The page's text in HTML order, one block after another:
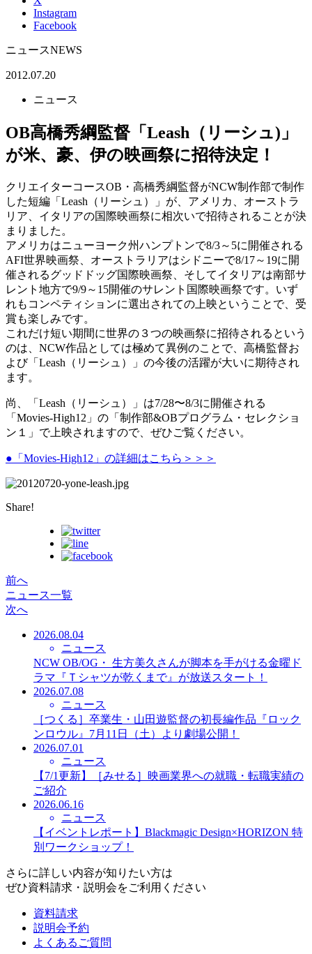
Instagram
Facebook
ニュースNEWS
2012.07.20
ニュース
OB高橋秀綱監督「Leash（リーシュ)」
が米、豪、伊の映画祭に招待決定！
クリエイターコースOB・高橋秀綱監督がNCW制作部で制作
した短編「Leash（リーシュ）」が、アメリカ、オーストラ
リア、イタリアの国際映画祭に相次いで招待されることが決
まりました。
アメリカはニューヨーク州ハンプトンで8/3～5に開催される
AFI世界映画祭、オーストラリアはシドニーで8/17～19に開
催されるグッドドッグ国際映画祭、そしてイタリアは南部サ
レント地方で9/9～15開催のサレント国際映画祭です。いず
れもコンペティションに選出されての上映ということで、受
賞も楽しみです。
これだけ短い期間に世界の３つの映画祭に招待されるという
のは、NCW作品としては極めて異例のことで、高橋監督お
よび「Leash（リーシュ）」の今後の活躍が大いに期待され
ます。
尚、「Leash（リーシュ）」は7/28〜8/3に開催される
「Movies-High12」の「制作部&OBプログラム・セレクショ
ン１」で上映されますので、ぜひご覧ください。
●「Movies-High12」の詳細はこちら＞＞＞
Share!
前へ
ニュース一覧
次へ
2026.08.04
ニュース
NCW OB/OG・ 生方美久さんが脚本を手がける金曜ド
ラマ『Ｔシャツが乾くまで』が放送スタート！
2026.07.08
ニュース
［つくる］卒業生・山田遊監督の初長編作品『ロック
ンロウル』7月11日（土）より劇場公開！
2026.07.01
ニュース
【7/1更新】［みせる］映画業界への就職・転職実績の
ご紹介
2026.06.16
ニュース
【イベントレポート】Blackmagic Design×HORIZON 特
別ワークショップ！
さらに詳しい内容が知りたい方は
ぜひ資料請求・説明会をご利用ください
資料請求
説明会予約
よくあるご質問